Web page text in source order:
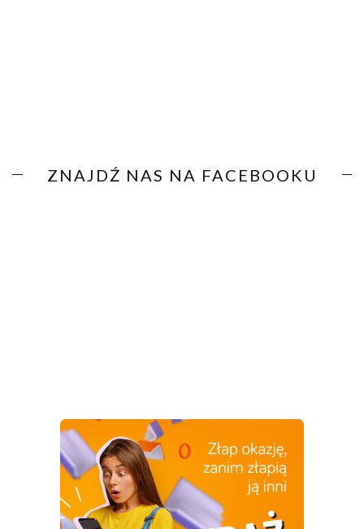
ZNAJDŹ NAS NA FACEBOOKU